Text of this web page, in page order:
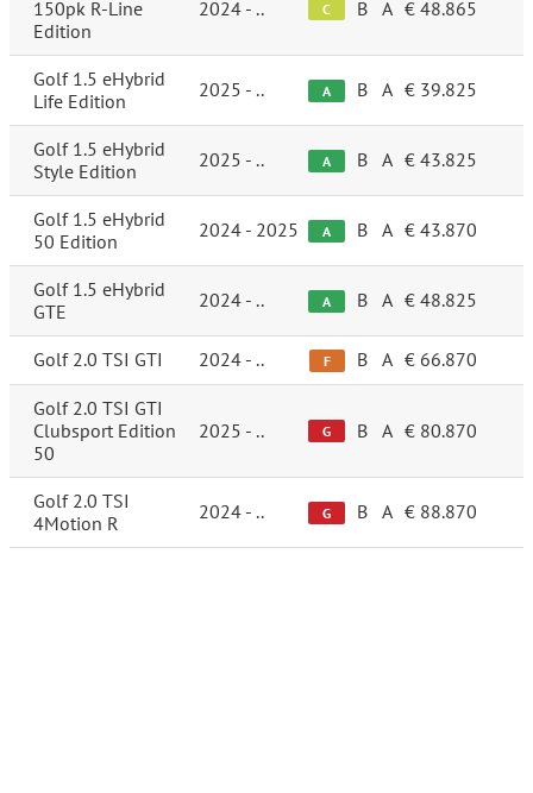
150pk R-Line
Edition
2024 - .. C B A € 48.865
Golf 1.5 eHybrid
Life Edition
2025 - .. A B A € 39.825
Golf 1.5 eHybrid
Style Edition
2025 - .. A B A € 43.825
Golf 1.5 eHybrid
50 Edition
2024 - 2025 A B A € 43.870
Golf 1.5 eHybrid
GTE
2024 - .. A B A € 48.825
Golf 2.0 TSI GTI 2024 - .. F B A € 66.870
Golf 2.0 TSI GTI
Clubsport Edition
50
2025 - .. G B A € 80.870
Golf 2.0 TSI
4Motion R
2024 - .. G B A € 88.870